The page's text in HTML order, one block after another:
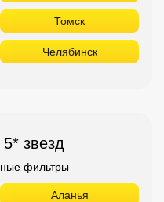
Томск
Челябинск
звезд
фильтры
Аланья